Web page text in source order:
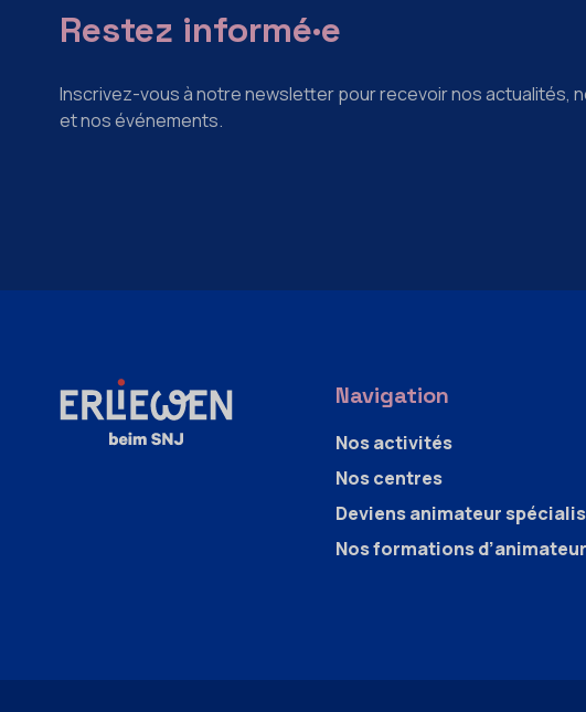
Restez informé·e
Inscrivez-vous à notre newsletter pour recevoir nos actualités,
et nos événements.
Navigation
Nos activités
Nos centres
Deviens animateur
Nos formations